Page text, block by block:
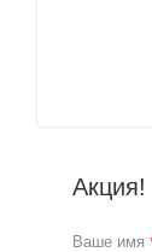
Акция!
Ваше имя